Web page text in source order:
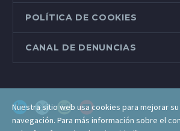
POLÍTICA DE COOKIES
CANAL DE DENUNCIAS
Nuestra sitio web usa cookies para mejorar
navegación. Para más información sobre el